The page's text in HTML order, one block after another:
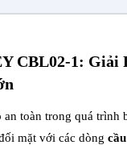
CBL02-1: Giải
toàn trong quá
mặt với các dòng